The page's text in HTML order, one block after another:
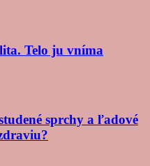
Telo ju vníma
sprchy a ľadové